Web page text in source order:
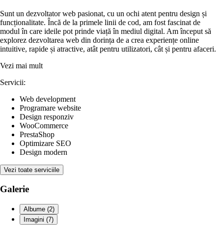
Sunt un dezvoltator web pasionat, cu un ochi atent pentru design și
funcționalitate. Încă de la primele linii de cod, am fost fascinat de
modul în care ideile pot prinde viață în mediul digital. Am început să
explorez dezvoltarea web din dorința de a crea experiențe online
intuitive, rapide și atractive, atât pentru utilizatori, cât și pentru afaceri.
Vezi mai mult
Servicii:
Web development
Programare website
Design responziv
WooCommerce
PrestaShop
Optimizare SEO
Design modern
Vezi toate serviciile
Galerie
Albume (2)
Imagini (7)